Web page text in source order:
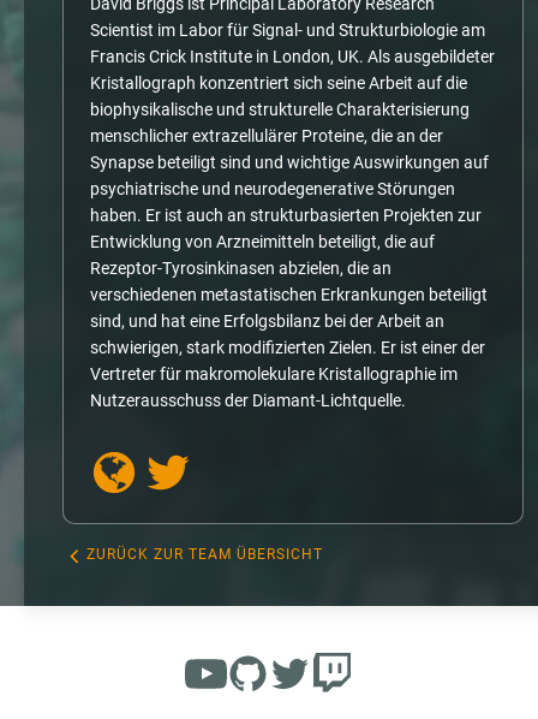
Scientist im Labor für Signal- und Strukturbiologie am
Francis Crick Institute in London, UK. Als ausgebildeter
Kristallograph konzentriert sich seine Arbeit auf die
biophysikalische und strukturelle Charakterisierung
menschlicher extrazellulärer Proteine, die an der
Synapse beteiligt sind und wichtige Auswirkungen auf
psychiatrische und neurodegenerative Störungen
haben. Er ist auch an strukturbasierten Projekten zur
Entwicklung von Arzneimitteln beteiligt, die auf
Rezeptor-Tyrosinkinasen abzielen, die an
verschiedenen metastatischen Erkrankungen beteiligt
sind, und hat eine Erfolgsbilanz bei der Arbeit an
schwierigen, stark modifizierten Zielen. Er ist einer der
Vertreter für makromolekulare Kristallographie im
Nutzerausschuss der Diamant-Lichtquelle.
ZURÜCK ZUR TEAM ÜBERSICHT